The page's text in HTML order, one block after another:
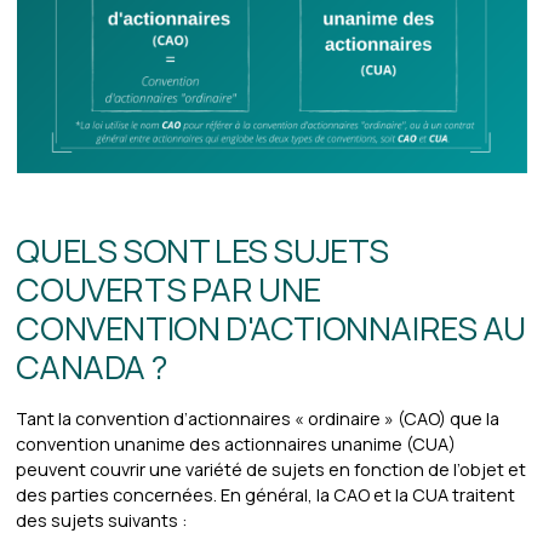
QUELS SONT LES SUJETS
COUVERTS PAR UNE
CONVENTION D'ACTIONNAIRES AU
CANADA ?
Tant la convention d’actionnaires « ordinaire » (CAO) que la
convention unanime des actionnaires unanime (CUA)
peuvent couvrir une variété de sujets en fonction de l’objet et
des parties concernées. En général, la CAO et la CUA traitent
des sujets suivants :